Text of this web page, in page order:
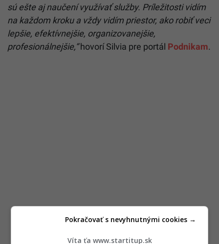
sú ešte aj naučení využívať služby. Príležitosti vidím
na každom kroku a vždy vidím priestor, ako robiť veci
lepšie, efektívnejšie, organizovanejšie,
profesionálnejšie,“hovorí Silvia pre portál Podnikam.
Víta ťa www.startitup.sk
Pokračovať s nevyhnutnými cookies →